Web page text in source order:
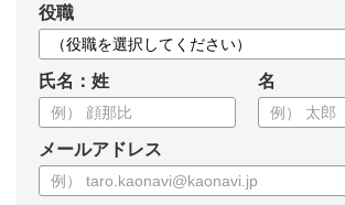
役職
氏名：姓 名
メールアドレス